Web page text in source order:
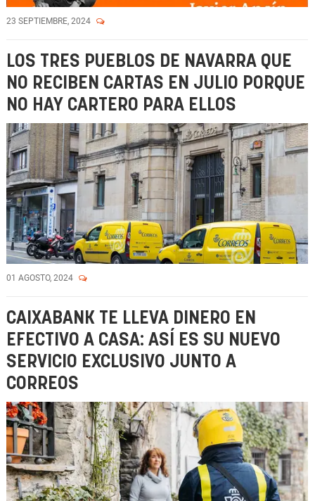
23 SEPTIEMBRE, 2024
LOS TRES PUEBLOS DE NAVARRA QUE
NO RECIBEN CARTAS EN JULIO PORQUE
NO HAY CARTERO PARA ELLOS
01 AGOSTO, 2024
CAIXABANK TE LLEVA DINERO EN
EFECTIVO A CASA: ASÍ ES SU NUEVO
SERVICIO EXCLUSIVO JUNTO A
CORREOS